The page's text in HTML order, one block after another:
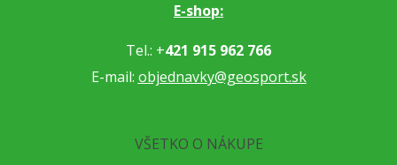
E-shop:
Tel.: +421 915 962 766
E-mail: objednavky@geosport.sk
VŠETKO O NÁKUPE